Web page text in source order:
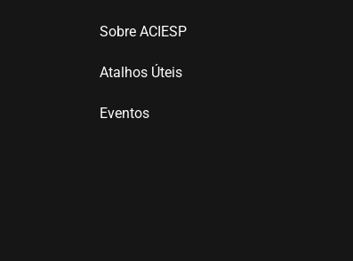
Sobre ACIESP
Atalhos Úteis
Eventos